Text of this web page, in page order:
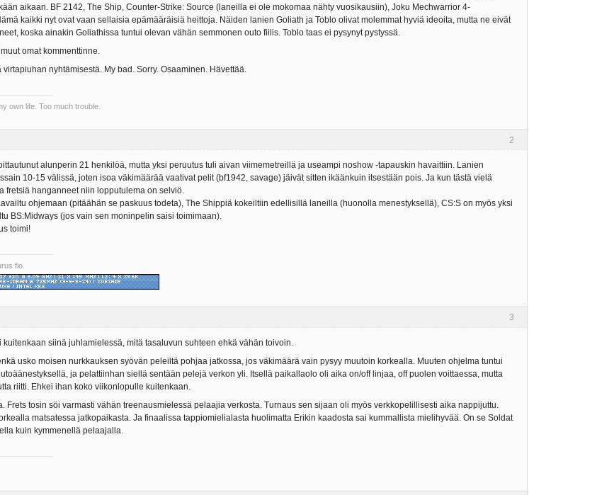
aikaan. BF 2142, The Ship, Counter-Strike: Source (laneilla ei ole mokomaa nähty vuosikausiin), Joku Mechwarrior 4-
kaikki nyt ovat vaan sellaisia epämääräisiä heittoja. Näiden lanien Goliath ja Toblo olivat molemmat hyviä ideoita, mutta ne eivät
koska ainakin Goliathissa tuntui olevan vähän semmonen outo fiilis. Toblo taas ei pysynyt pystyssä.
omat kommenttinne.
nyhtämisestä. My bad. Sorry. Osaaminen. Hävettää.
own life. Too much trouble.
2
alunperin 21 henkilöä, mutta yksi peruutus tuli aivan viimemetreillä ja useampi noshow -tapauskin havaittiin. Lanien
10-15 välissä, joten isoa väkimäärää vaativat pelit (bf1942, savage) jäivät sitten ikäänkuin itsestään pois. Ja kun tästä vielä
fretsiä hanganneet niin lopputulema on selviö.
ohjemaan (pitäähän se paskuus todeta), The Shippiä kokeiltiin edellisillä laneilla (huonolla menestyksellä), CS:S on myös yksi
BS:Midways (jos vain sen moninpelin saisi toimimaan).
toimi!
fio.
3
siinä juhlamielessä, mitä tasaluvun suhteen ehkä vähän toivoin.
usko moisen nurkkauksen syövän peleiltä pohjaa jatkossa, jos väkimäärä vain pysyy muutoin korkealla. Muuten ohjelma tuntui
ja pelattiinhan siellä sentään pelejä verkon yli. Itsellä paikallaolo oli aika on/off linjaa, off puolen voittaessa, mutta
riitti. Ehkei ihan koko viikonlopulle kuitenkaan.
Frets tosin söi varmasti vähän treenausmielessä pelaajia verkosta. Turnaus sen sijaan oli myös verkkopelillisesti aika nappijuttu.
matsatessa jatkopaikasta. Ja finaalissa tappiomielialasta huolimatta Erikin kaadosta sai kummallista mielihyvää. On se Soldat
kuin kymmenellä pelaajalla.